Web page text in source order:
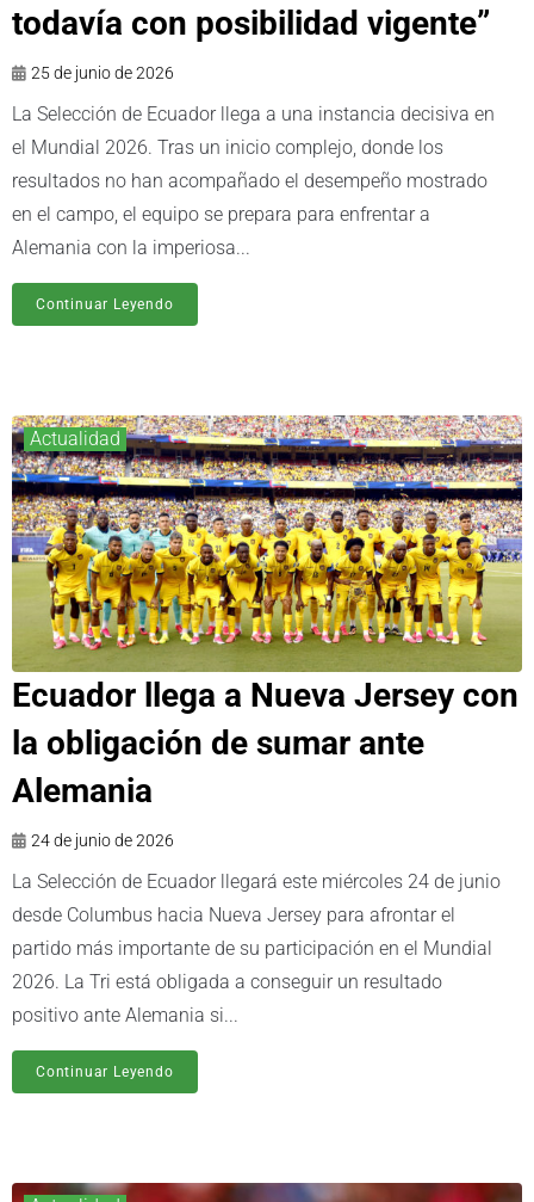
todavía con posibilidad vigente”
25 de junio de 2026
La Selección de Ecuador llega a una instancia decisiva en
el Mundial 2026. Tras un inicio complejo, donde los
resultados no han acompañado el desempeño mostrado
en el campo, el equipo se prepara para enfrentar a
Alemania con la imperiosa...
Continuar Leyendo
Actualidad
Ecuador llega a Nueva Jersey con
la obligación de sumar ante
Alemania
24 de junio de 2026
La Selección de Ecuador llegará este miércoles 24 de junio
desde Columbus hacia Nueva Jersey para afrontar el
partido más importante de su participación en el Mundial
2026. La Tri está obligada a conseguir un resultado
positivo ante Alemania si...
Continuar Leyendo